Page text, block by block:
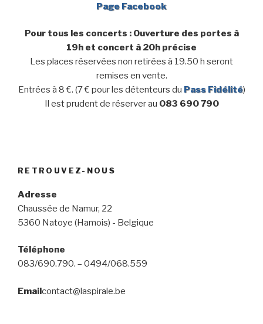
Page Facebook
Pour tous les concerts : Ouverture des portes à
19h et concert à 20h précise
Les places réservées non retirées à 19.50 h seront
remises en vente.
Entrées à 8 €. (7 € pour les détenteurs du Pass Fidélité)
Il est prudent de réserver au 083 690 790
RETROUVEZ-NOUS
Adresse
Chaussée de Namur, 22
5360 Natoye (Hamois) - Belgique
Téléphone
083/690.790. – 0494/068.559
Emailcontact@laspirale.be